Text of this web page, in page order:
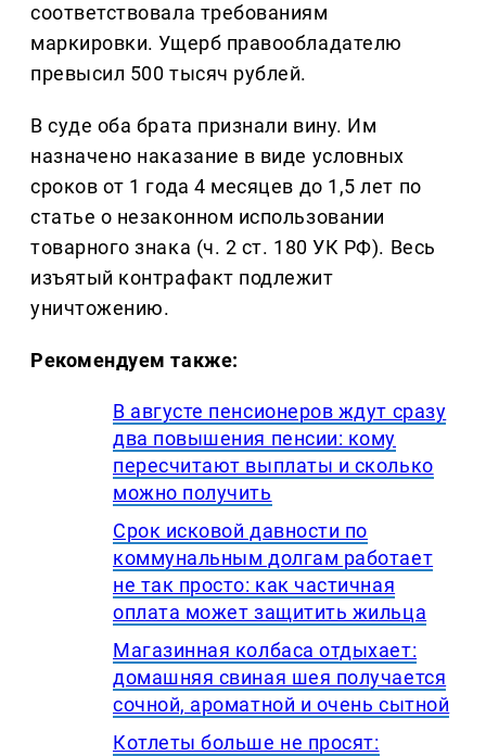
соответствовала требованиям
маркировки. Ущерб правообладателю
превысил 500 тысяч рублей.
В суде оба брата признали вину. Им
назначено наказание в виде условных
сроков от 1 года 4 месяцев до 1,5 лет по
статье о незаконном использовании
товарного знака (ч. 2 ст. 180 УК РФ). Весь
изъятый контрафакт подлежит
уничтожению.
Рекомендуем также:
В августе пенсионеров ждут сразу
два повышения пенсии: кому
пересчитают выплаты и сколько
можно получить
Срок исковой давности по
коммунальным долгам работает
не так просто: как частичная
оплата может защитить жильца
Магазинная колбаса отдыхает:
домашняя свиная шея получается
сочной, ароматной и очень сытной
Котлеты больше не просят: